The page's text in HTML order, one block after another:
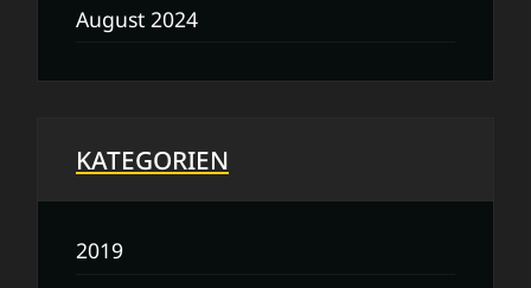
August 2024
KATEGORIEN
2019